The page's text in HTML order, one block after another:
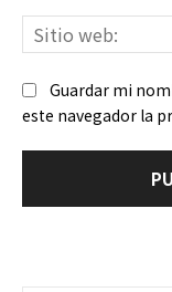
Guardar mi
este navegador la